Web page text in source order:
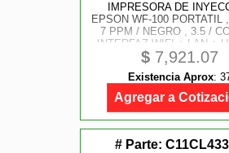
IMPRESORA DE
EPSON WF-100 PORTATIL
7 PPM / NEGRO , 3.5 /
INTERFAZ WIFI + LAN +
$7,921.07
Existencia Aprox:
Agregar a
# Parte: